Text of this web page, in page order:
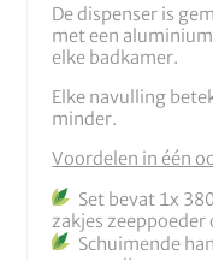
De dispenser is
met een
elke badkamer.
Elke navulling
minder.
Voordelen in één
Set bevat 1x
zakjes
Schuimende